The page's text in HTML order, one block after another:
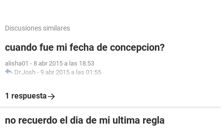
Discusiones similares
cuando fue mi fecha de concepcion?
alisha01 - 8 abr 2015 a las 18:53
Dr.Josh - 9 abr 2015 a las 01:55
1 respuesta
no recuerdo el dia de mi ultima regla